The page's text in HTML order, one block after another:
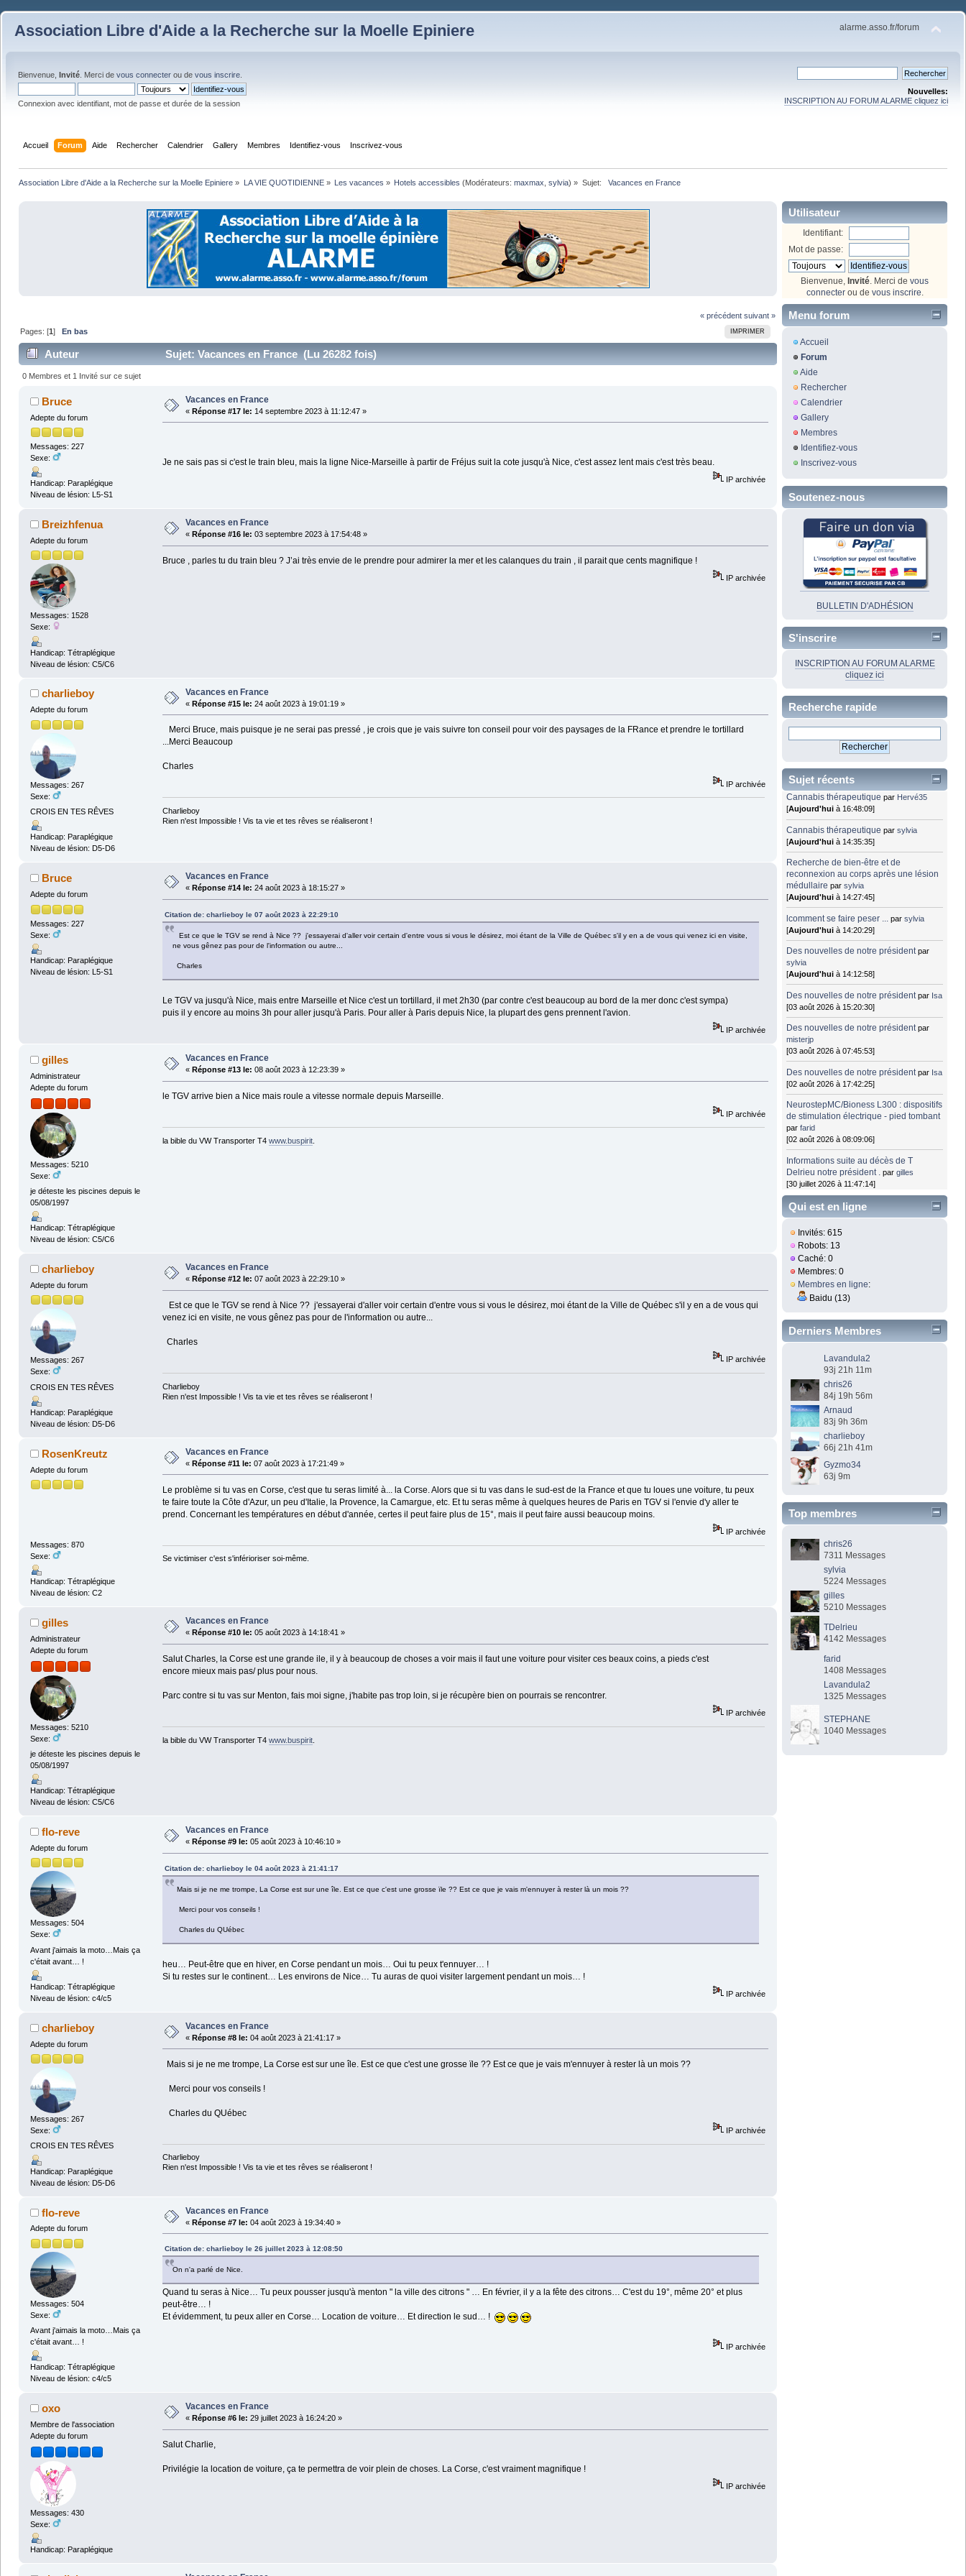
Association Libre d'Aide a la Recherche sur la Moelle Epiniere alarme.asso.fr/forum
Bienvenue, Invité . Merci de vous connecter ou de vous inscrire
Connexion avec identifiant, mot de passe et durée de la session
Nouvelles:
INSCRIPTION AU FORUM ALARME cliquez ici
Accueil Forum Aide Rechercher Calendrier Gallery Membres Identifiez-vous Inscrivez-vous
Association Libre d'Aide a la Recherche sur la Moelle Epiniere » LA VIE QUOTIDIENNE» Les vacances » Hotels accessibles (Modérateurs:maxmax ,sylvia) » Sujet:
  Vacances en France
« précédent suivant »
IMPRIMER
Pages: [1] En bas
Auteur Sujet: Vacances en France (Lu 26282 fois)
0 Membres et 1 Invité sur ce sujet
Bruce
Adepte du forum
Messages: 227
Sexe:
Handicap: Paraplégique
Niveau de lésion: L5-S1
Vacances en France
« Réponse #17 le: 14 septembre 2023 à 11:12:47 »
Je ne sais pas si c'est le train bleu, mais la ligne Nice-Marseille à partir de Fréjus suit la cote jusqu'à Nice, c'est assez lent mais c'est très beau.
IP archivée
Breizhfenua
Adepte du forum
Messages: 1528
Sexe:
Handicap: Tétraplégique
Niveau de lésion: C5/C6
Vacances en France
« Réponse #16 le: 03 septembre 2023 à 17:54:48 »
Bruce , parles tu du train bleu ? J’ai très envie de le prendre pour admirer la mer et les calanques du train , il parait que cents magnifique !
IP archivée
charlieboy
Adepte du forum
Messages: 267
Sexe:
CROIS EN TES RÊVES
Handicap: Paraplégique
Niveau de lésion: D5-D6
Vacances en France
« Réponse #15 le: 24 août 2023 à 19:01:19 »
Merci Bruce, mais puisque je ne serai pas pressé , je crois que je vais suivre ton conseil pour voir des paysages de la FRance et prendre le tortillard
...Merci Beaucoup
Charles
IP archivée
Charlieboy
Rien n'est Impossible ! Vis ta vie et tes rêves se réaliseront !
Bruce
Adepte du forum
Messages: 227
Sexe:
Handicap: Paraplégique
Niveau de lésion: L5-S1
Vacances en France
« Réponse #14 le: 24 août 2023 à 18:15:27 »
Citation de: charlieboy le 07 août 2023 à 22:29:10
Est ce que le TGV se rend à Nice ?? j'essayerai d'aller voir certain d'entre vous si vous le désirez, moi étant de la Ville de Québec s'il y en a de vous qui venez ici en visite,
ne vous gênez pas pour de l'information ou autre...
Charles
Le TGV va jusqu'à Nice, mais entre Marseille et Nice c'est un tortillard, il met 2h30 (par contre c'est beaucoup au bord de la mer donc c'est sympa)
puis il y encore au moins 3h pour aller jusqu'à Paris. Pour aller à Paris depuis Nice, la plupart des gens prennent l'avion.
IP archivée
gilles
Administrateur
Adepte du forum
Messages: 5210
Sexe:
je déteste les piscines depuis le
05/08/1997
Handicap: Tétraplégique
Niveau de lésion: C5/C6
Vacances en France
« Réponse #13 le: 08 août 2023 à 12:23:39 »
le TGV arrive bien a Nice mais roule a vitesse normale depuis Marseille.
IP archivée
la bible du VW Transporter T4 www.buspirit.
charlieboy
Adepte du forum
Messages: 267
Sexe:
CROIS EN TES RÊVES
Handicap: Paraplégique
Niveau de lésion: D5-D6
Vacances en France
« Réponse #12 le: 07 août 2023 à 22:29:10 »
Est ce que le TGV se rend à Nice ?? j'essayerai d'aller voir certain d'entre vous si vous le désirez, moi étant de la Ville de Québec s'il y en a de vous qui
venez ici en visite, ne vous gênez pas pour de l'information ou autre...
Charles
IP archivée
Charlieboy
Rien n'est Impossible ! Vis ta vie et tes rêves se réaliseront !
RosenKreutz
Adepte du forum
Messages: 870
Sexe:
Handicap: Tétraplégique
Niveau de lésion: C2
Vacances en France
« Réponse #11 le: 07 août 2023 à 17:21:49 »
Le problème si tu vas en Corse, c'est que tu seras limité à... la Corse. Alors que si tu vas dans le sud-est de la France et que tu loues une voiture, tu peux
te faire toute la Côte d'Azur, un peu d'Italie, la Provence, la Camargue, etc. Et tu seras même à quelques heures de Paris en TGV si l'envie d'y aller te
prend. Concernant les températures en début d'année, certes il peut faire plus de 15°, mais il peut faire aussi beaucoup moins.
IP archivée
Se victimiser c'est s'inférioriser soi-même.
gilles
Administrateur
Adepte du forum
Messages: 5210
Sexe:
je déteste les piscines depuis le
05/08/1997
Handicap: Tétraplégique
Niveau de lésion: C5/C6
Vacances en France
« Réponse #10 le: 05 août 2023 à 14:18:41 »
Salut Charles, la Corse est une grande ile, il y à beaucoup de choses a voir mais il faut une voiture pour visiter ces beaux coins, a pieds c'est
encore mieux mais pas/ plus pour nous.
Parc contre si tu vas sur Menton, fais moi signe, j'habite pas trop loin, si je récupère bien on pourrais se rencontrer.
IP archivée
la bible du VW Transporter T4 www.buspirit.
flo-reve
Adepte du forum
Messages: 504
Sexe:
Avant j'aimais la moto…Mais ça
c'était avant… !
Handicap: Tétraplégique
Niveau de lésion: c4/c5
Vacances en France
« Réponse #9 le: 05 août 2023 à 10:46:10 »
Citation de: charlieboy le 04 août 2023 à 21:41:17
Mais si je ne me trompe, La Corse est sur une île. Est ce que c'est une grosse ïle ?? Est ce que je vais m'ennuyer à rester là un mois ??
Merci pour vos conseils !
Charles du QUébec
heu… Peut-être que en hiver, en Corse pendant un mois… Oui tu peux t'ennuyer… !
Si tu restes sur le continent… Les environs de Nice… Tu auras de quoi visiter largement pendant un mois… !
IP archivée
charlieboy
Adepte du forum
Messages: 267
Sexe:
CROIS EN TES RÊVES
Handicap: Paraplégique
Niveau de lésion: D5-D6
Vacances en France
« Réponse #8 le: 04 août 2023 à 21:41:17 »
Mais si je ne me trompe, La Corse est sur une île. Est ce que c'est une grosse ïle ?? Est ce que je vais m'ennuyer à rester là un mois ??
Merci pour vos conseils !
Charles du QUébec
IP archivée
Charlieboy
Rien n'est Impossible ! Vis ta vie et tes rêves se réaliseront !
flo-reve
Adepte du forum
Messages: 504
Sexe:
Avant j'aimais la moto…Mais ça
c'était avant… !
Handicap: Tétraplégique
Niveau de lésion: c4/c5
Vacances en France
« Réponse #7 le: 04 août 2023 à 19:34:40 »
Citation de: charlieboy le 26 juillet 2023 à 12:08:50
On n'a parlé de Nice.
Quand tu seras à Nice… Tu peux pousser jusqu'à menton " la ville des citrons " … En février, il y a la fête des citrons… C'est du 19°, même 20° et plus
peut-être… !
Et évidemment, tu peux aller en Corse… Location de voiture… Et direction le sud… !
IP archivée
oxo
Membre de l'association
Adepte du forum
Messages: 430
Sexe:
Handicap: Paraplégique
Vacances en France
« Réponse #6 le: 29 juillet 2023 à 16:24:20 »
Salut Charlie,
Privilégie la location de voiture, ça te permettra de voir plein de choses. La Corse, c'est vraiment magnifique !
IP archivée
Utilisateur
Identifiant:
Mot de passe:
Bienvenue, Invité . Merci de vous
connecterou de vous inscrire
Menu forum
Accueil
Forum
Aide
Rechercher
Calendrier
Gallery
Membres
Identifiez-vous
Inscrivez-vous
Soutenez-nous
BULLETIN D'ADHÉSION
S'inscrire
INSCRIPTION AU FORUM ALARME
cliquez ici
Recherche rapide
Sujet récents
Cannabis thérapeutique par Hervé35
[Aujourd'hui à 16:48:09]
Cannabis thérapeutique parsylvia
[Aujourd'hui à 14:35:35]
Recherche de bien-être et de
reconnexion au corps après une lésion
médullaire parsylvia
[Aujourd'hui à 14:27:45]
lcomment se faire peser ... parsylvia
[Aujourd'hui à 14:20:29]
Des nouvelles de notre président par
sylvia
[Aujourd'hui à 14:12:58]
Des nouvelles de notre président par Isa
[03 août 2026 à 15:20:30]
Des nouvelles de notre président par
misterjp
[03 août 2026 à 07:45:53]
Des nouvelles de notre président par Isa
[02 août 2026 à 17:42:25]
NeurostepMC/Bioness L300 : dispositifs
de stimulation électrique - pied tombant
parfarid
[02 août 2026 à 08:09:06]
Informations suite au décès de T
Delrieu notre président .
pargilles
[30 juillet 2026 à 11:47:14]
Qui est en ligne
Invités: 615
Robots: 13
Caché: 0
Membres: 0
Membres en ligne:
Baidu (13)
Derniers Membres
Lavandula2
93j 21h 11m
chris26
84j 19h 56m
Arnaud
83j 9h 36m
charlieboy
66j 21h 41m
Gyzmo34
63j 9m
Top membres
chris26
7311 Messages
sylvia
5224 Messages
gilles
5210 Messages
TDelrieu
4142 Messages
farid
1408 Messages
Lavandula2
1325 Messages
STEPHANE
1040 Messages